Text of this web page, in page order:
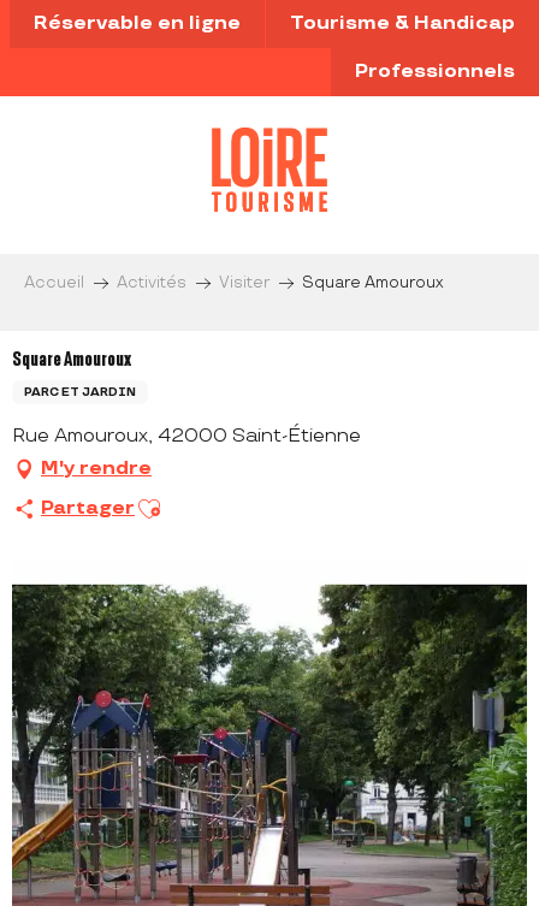
Aller
au
principal
Réservable en ligne Tourisme & Handicap
Professionnels
Accueil Activités Visiter Square Amouroux
Square Amouroux
PARC ET JARDIN
Rue Amouroux, 42000 Saint-Étienne
M'y rendre
Partager Ajouter aux favoris